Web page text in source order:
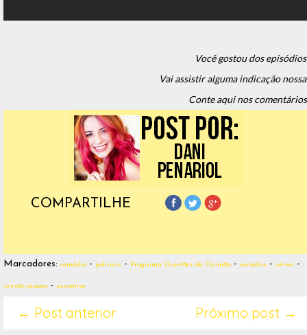
Você gostou dos
Vai assistir alguma indicação
Conte aqui nos
COMPARTILHE
Marcadores: comédia - policiais - Programa Questões de Opinião - seriados - séries -
sessão pipoca - suspense
Próximo post →
← Post anterior